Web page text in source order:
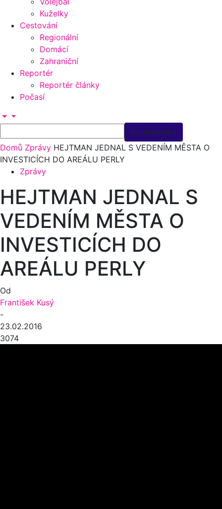
Kuželky
Cestování
Regionální
Domácí
Zahraniční
Reportér
Reportér články
Počasí
Domů Zprávy HEJTMAN JEDNAL S VEDENÍM MĚSTA O
INVESTICÍCH DO AREÁLU PERLY
Zprávy
HEJTMAN JEDNAL S
VEDENÍM MĚSTA O
INVESTICÍCH DO
AREÁLU PERLY
Od
František Kusý
-
23.02.2016
3074